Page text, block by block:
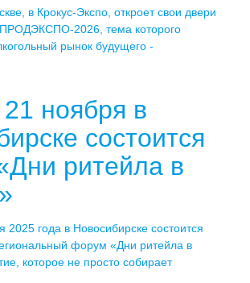
в Крокус-Экспо, откроет свои двери
ПРОДЭКСПО-2026, тема которого
рынок будущего -
ноября в
состоится
ритейла в
года в Новосибирске состоится
форум «Дни ритейла в
которое не просто собирает